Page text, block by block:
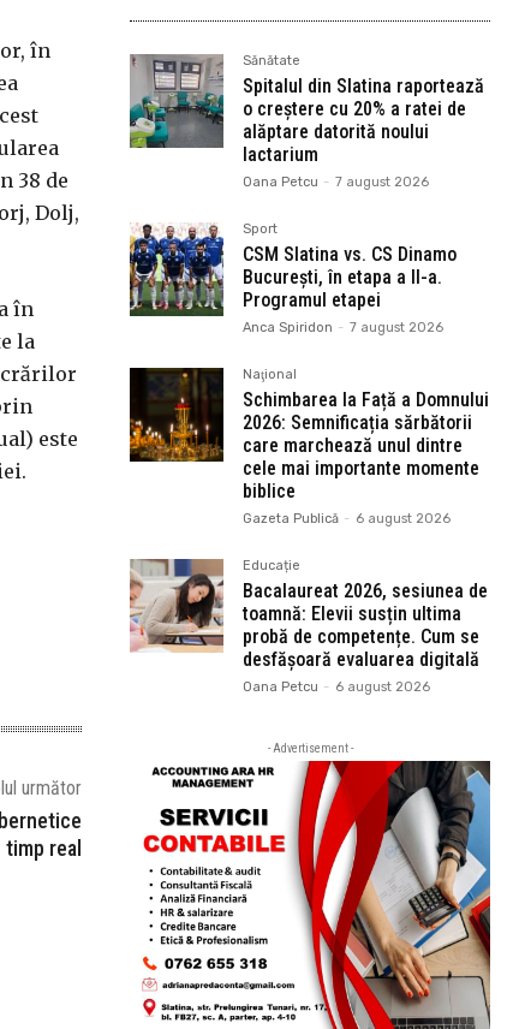
în
38 de
Dolj,
în
la
este
următor
timp real
Sănătate
Spitalul din Slatina raportează
o creștere cu 20% a ratei de
alăptare datorită noului
lactarium
Oana Petcu - 7 august 2026
Sport
CSM Slatina vs. CS Dinamo
București, în etapa a II-a.
Programul etapei
Anca Spiridon - 7 august 2026
Naţional
Schimbarea la Față a Domnului
2026: Semnificația sărbătorii
care marchează unul dintre
cele mai importante momente
biblice
Gazeta Publică - 6 august 2026
Educație
Bacalaureat 2026, sesiunea de
toamnă: Elevii susțin ultima
probă de competențe. Cum se
desfășoară evaluarea digitală
Oana Petcu - 6 august 2026
- Advertisement -